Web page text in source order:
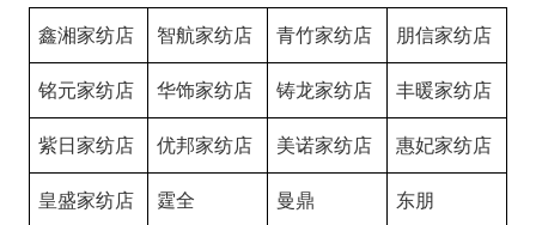
鑫湘家纺店 智航家纺店 青竹家纺店 朋信家纺店
铭元家纺店 华饰家纺店 铸龙家纺店 丰暖家纺店
紫日家纺店 优邦家纺店 美诺家纺店 惠妃家纺店
皇盛家纺店 霆全 曼鼎 东朋